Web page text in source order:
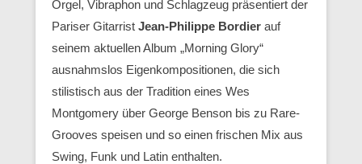
Orgel, Vibraphon und Schlagzeug präsentiert der
Pariser Gitarrist Jean-Philippe Bordier auf
seinem aktuellen Album „Morning Glory“
ausnahmslos Eigenkompositionen, die sich
stilistisch aus der Tradition eines Wes
Montgomery über George Benson bis zu Rare-
Grooves speisen und so einen frischen Mix aus
Swing, Funk und Latin enthalten.